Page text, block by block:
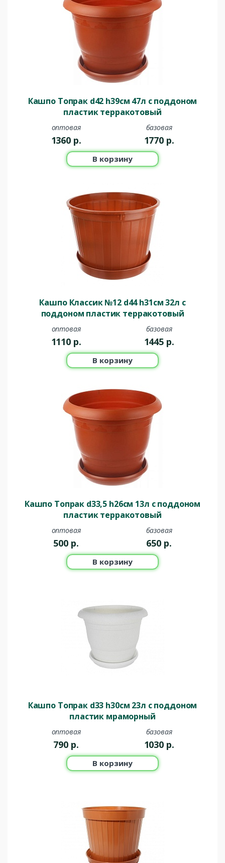
Кашпо Топрак d42 h39см 47л с поддоном
пластик терракотовый
оптовая
1360 р.
базовая
1770 р.
В корзину
Кашпо Классик №12 d44 h31см 32л с
поддоном пластик терракотовый
оптовая
1110 р.
базовая
1445 р.
В корзину
Кашпо Топрак d33,5 h26см 13л с поддоном
пластик терракотовый
оптовая
500 р.
базовая
650 р.
В корзину
Кашпо Топрак d33 h30см 23л с поддоном
пластик мраморный
оптовая
790 р.
базовая
1030 р.
В корзину